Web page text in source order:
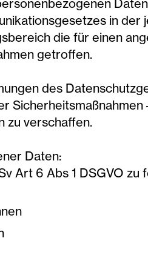
in der
die für einen
getroffen.
des
zu verschaffen.
Daten:
Art 6 Abs 1 DSGVO